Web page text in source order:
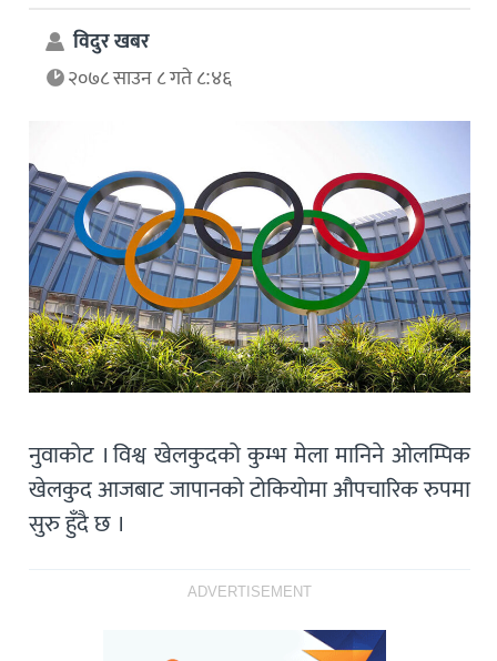
विदुर खबर
२०७८ साउन ८ गते ८:४६
नुवाकोट । विश्व खेलकुदको कुम्भ मेला मानिने ओलम्पिक
खेलकुद आजबाट जापानको टोकियोमा औपचारिक रुपमा
सुरु हुँदै छ ।
ADVERTISEMENT